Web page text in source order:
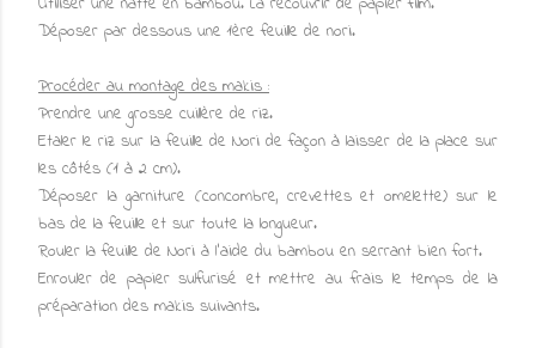
Déposer par dessous une 1ère feuille de nori.
Procéder au montage des makis :
Prendre une grosse cuillère de riz.
Etaler le riz sur la feuille de Nori de façon à laisser de la place sur
les côtés (1 à 2 cm).
Déposer la garniture (concombre, crevettes et omelette) sur le
bas de la feuille et sur toute la longueur.
Rouler la feuille de Nori à l'aide du bambou en serrant bien fort.
Enrouler de papier sulfurisé et mettre au frais le temps de la
préparation des makis suivants.